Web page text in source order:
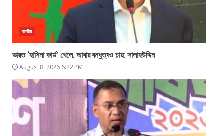
জাতীয়
ভারত ‘হাসিনা কার্ড’ খেলে, আবার বন্ধুত্বও চায়: সালাহউদ্দিন
August 8, 2026 6:22 PM